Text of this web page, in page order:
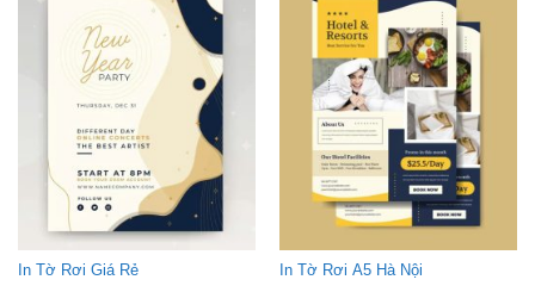
In Tờ Rơi Giá Rẻ
In Tờ Rơi A5 Hà Nội